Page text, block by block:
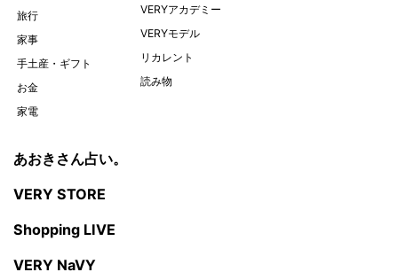
旅行
家事
手土産・ギフト
お金
家電
VERYアカデミー
VERYモデル
リカレント
読み物
あおきさん占い。
VERY STORE
Shopping LIVE
VERY NaVY